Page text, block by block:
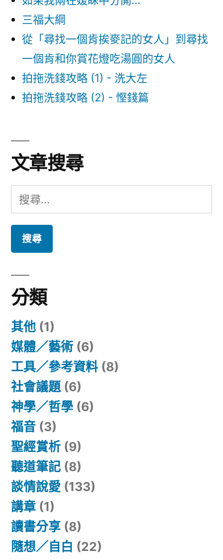
三福大綱
從「尋找一個肯挨麥記的女人」到尋找
一個肯和你賞花燈吃湯圓的女人
拍拖洗錢攻略 (1) - 洗大左
拍拖洗錢攻略 (2) - 慳錢篇
文章搜尋
搜
尋
鍵
字:
分類
其他 (1)
媒體／藝術 (6)
工具／參考資料 (8)
社會議題(6)
神學／哲學 (6)
福音 (3)
聖經賞析 (9)
聽道筆記 (8)
談情說愛 (133)
講章 (1)
讀書分享 (8)
隨想／自白 (22)